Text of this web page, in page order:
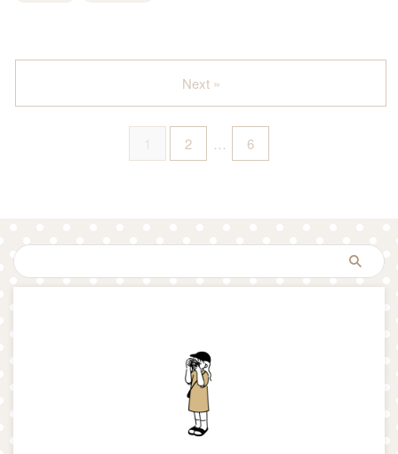
1 2 … 6
Next »